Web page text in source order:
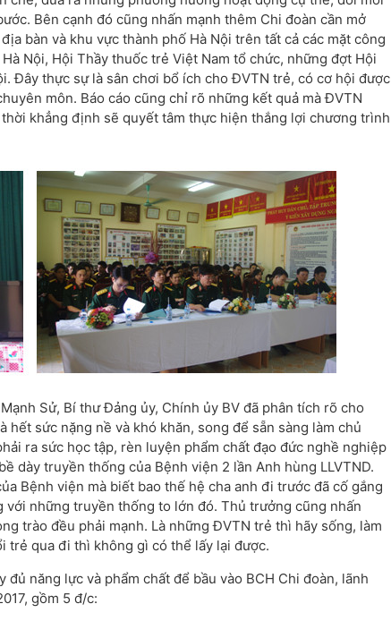
Bên cạnh đó cũng nhấn mạnh thêm Chi đoàn cần mở
bàn và khu vực thành phố Hà Nội trên tất cả các mặt công
Nội, Hội Thầy thuốc trẻ Việt Nam tổ chức, những đợt Hội
Đây thực sự là sân chơi bổ ích cho ĐVTN trẻ, có cơ hội được
môn. Báo cáo cũng chỉ rõ những kết quả mà ĐVTN
khẳng định sẽ quyết tâm thực hiện thắng lợi chương trình
Sử, Bí thư Đảng ủy, Chính ủy BV đã phân tích rõ cho
sức nặng nề và khó khăn, song để sẵn sàng làm chủ
ra sức học tập, rèn luyện phẩm chất đạo đức nghề nghiệp
dày truyền thống của Bệnh viện 2 lần Anh hùng LLVTND.
Bệnh viện mà biết bao thế hệ cha anh đi trước đã cố gắng
những truyền thống to lớn đó. Thủ trưởng cũng nhấn
trào đều phải mạnh. Là những ĐVTN trẻ thì hãy sống, làm
trẻ qua đi thì không gì có thể lấy lại được.
năng lực và phẩm chất để bầu vào BCH Chi đoàn, lãnh
gồm 5 đ/c: